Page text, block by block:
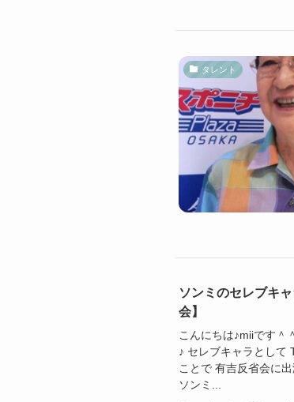
タレント
ソンミのセレブキ
会】
こんにちは♪miiです＾
♪ セレブキャラとして
ことで 有吉反省会に
ソンミ...